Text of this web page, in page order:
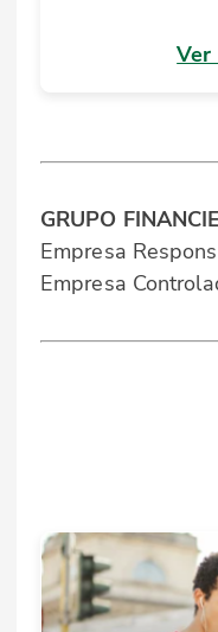
Ver
GRUPO
Empresa
Empresa